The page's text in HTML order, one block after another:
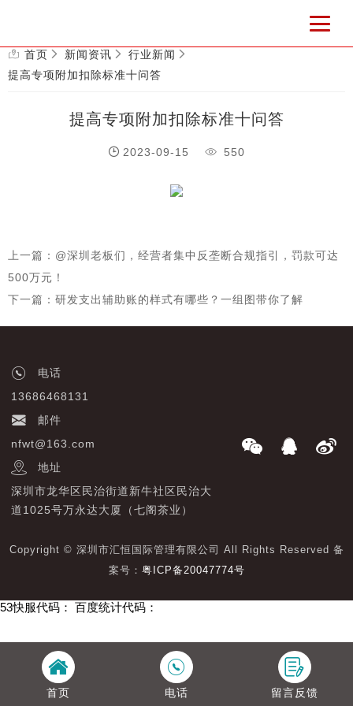
首页 新闻资讯
行业新闻
提高专项附加扣除标准十问答
提高专项附加扣除标准十问答
2023-09-15 550
上一篇：@深圳老板们，经营者集中反垄断合规指引，罚款可达
500万元！
下一篇：研发支出辅助账的样式有哪些？一组图带你了解
电话
13686468131
邮件
nfwt@163.com
地址
深圳市龙华区民治街道新牛社区民治大
道1025号万永达大厦（七阁茶业）
Copyright © 深圳市汇恒国际管理有限公司 All Rights Reserved 备
案号： 粤ICP备20047774号
首页 电话 留言反馈
53快服代码： 百度统计代码：